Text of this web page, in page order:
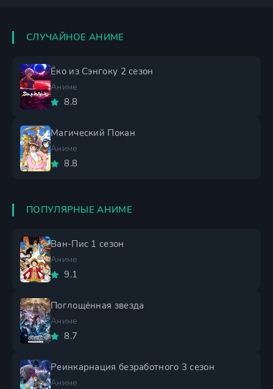
СЛУЧАЙНОЕ АНИМЕ
Ёко из Сэнгоку 2 сезон
Аниме
8.8
Магический Покан
Аниме
8.8
ПОПУЛЯРНЫЕ АНИМЕ
Ван-Пис 1 сезон
Аниме
9.1
Поглощённая звезда
Аниме
8.7
Реинкарнация безработного 3 сезон
Аниме